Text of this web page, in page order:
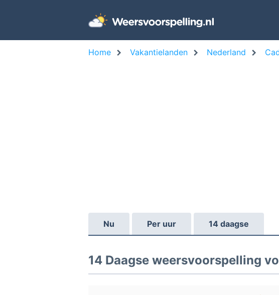
Home Vakantielanden Nederland
Nu Per uur 14 daagse
14 Daagse weersvoorspelling